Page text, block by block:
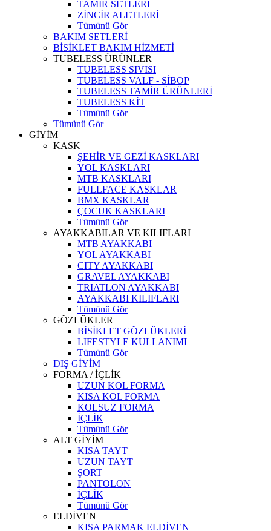
TAMİR SETLERİ
ZİNCİR ALETLERİ
Tümünü Gör
BAKIM SETLERİ
BİSİKLET BAKIM HİZMETİ
TUBELESS ÜRÜNLER
TUBELESS SIVISI
TUBELESS VALF - SİBOP
TUBELESS TAMİR ÜRÜNLERİ
TUBELESS KİT
Tümünü Gör
Tümünü Gör
GİYİM
KASK
ŞEHİR VE GEZİ KASKLARI
YOL KASKLARI
MTB KASKLARI
FULLFACE KASKLAR
BMX KASKLAR
ÇOCUK KASKLARI
Tümünü Gör
AYAKKABILAR VE KILIFLARI
MTB AYAKKABI
YOL AYAKKABI
CITY AYAKKABI
GRAVEL AYAKKABI
TRIATLON AYAKKABI
AYAKKABI KILIFLARI
Tümünü Gör
GÖZLÜKLER
BİSİKLET GÖZLÜKLERİ
LIFESTYLE KULLANIMI
Tümünü Gör
DIŞ GİYİM
FORMA / İÇLİK
UZUN KOL FORMA
KISA KOL FORMA
KOLSUZ FORMA
İÇLİK
Tümünü Gör
ALT GİYİM
KISA TAYT
UZUN TAYT
ŞORT
PANTOLON
İÇLİK
Tümünü Gör
ELDİVEN
KISA PARMAK ELDİVEN